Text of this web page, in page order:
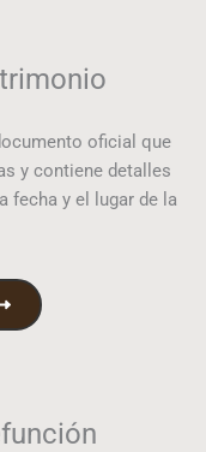
oficial que
y contiene detalles
fecha y el lugar de la